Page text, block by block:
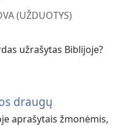
(UŽDUOTYS)
užrašytas Biblijoje?
draugų
aprašytais žmonėmis,